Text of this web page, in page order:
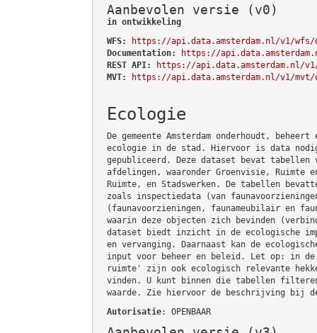
Aanbevolen versie (v0)
in ontwikkeling
WFS:
https://api.data.amsterdam.nl/v1/wfs/
Documentation:
https://
REST API:
https://api.data.amsterdam.nl/
MVT:
https://api.data.amsterdam.nl/v1/mvt/
Ecologie
De gemeente Amsterdam onderhoudt,
ecologie in de stad. Hiervoor is data
gepubliceerd. Deze dataset bevat tabellen
afdelingen, waaronder Groenvisie, Ruimte
Ruimte, en Stadswerken. De tabellen
zoals inspectiedata (van
(faunavoorzieningen, faunameubilair en
waarin deze objecten zich bevinden
dataset biedt inzicht in de ecologische
en vervanging. Daarnaast kan de
input voor beheer en beleid. Let op: in de
ruimte' zijn ook ecologisch relevante
vinden. U kunt binnen die tabellen
waarde. Zie hiervoor de beschrijving bij
Autorisatie: OPENBAAR